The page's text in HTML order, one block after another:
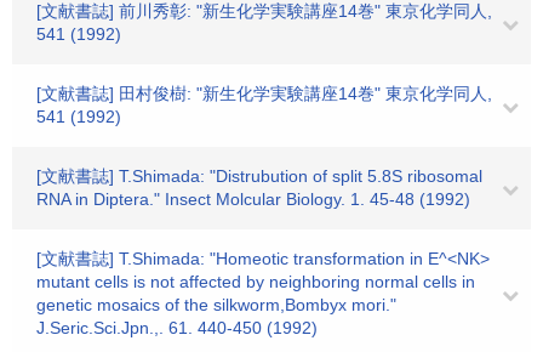
[文献書誌] 前川秀彰: "新生化学実験講座14巻" 東京化学同人,
541 (1992)
[文献書誌] 田村俊樹: "新生化学実験講座14巻" 東京化学同人,
541 (1992)
[文献書誌] T.Shimada: "Distrubution of split 5.8S ribosomal
RNA in Diptera." Insect Molcular Biology. 1. 45-48 (1992)
[文献書誌] T.Shimada: "Homeotic transformation in E^<NK>
mutant cells is not affected by neighboring normal cells in
genetic mosaics of the silkworm,Bombyx mori."
J.Seric.Sci.Jpn.,. 61. 440-450 (1992)